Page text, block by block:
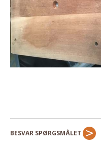
BESVAR SPØRGSMÅLET